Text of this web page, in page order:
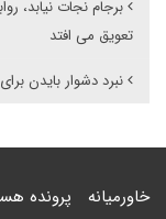
تعویق می افتد
نبرد دشوار بایدن
خاورمیانه پرونده